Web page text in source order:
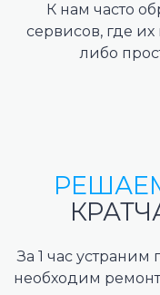
К нам часто
сервисов, где
либо
За 1 час устраним
необходим